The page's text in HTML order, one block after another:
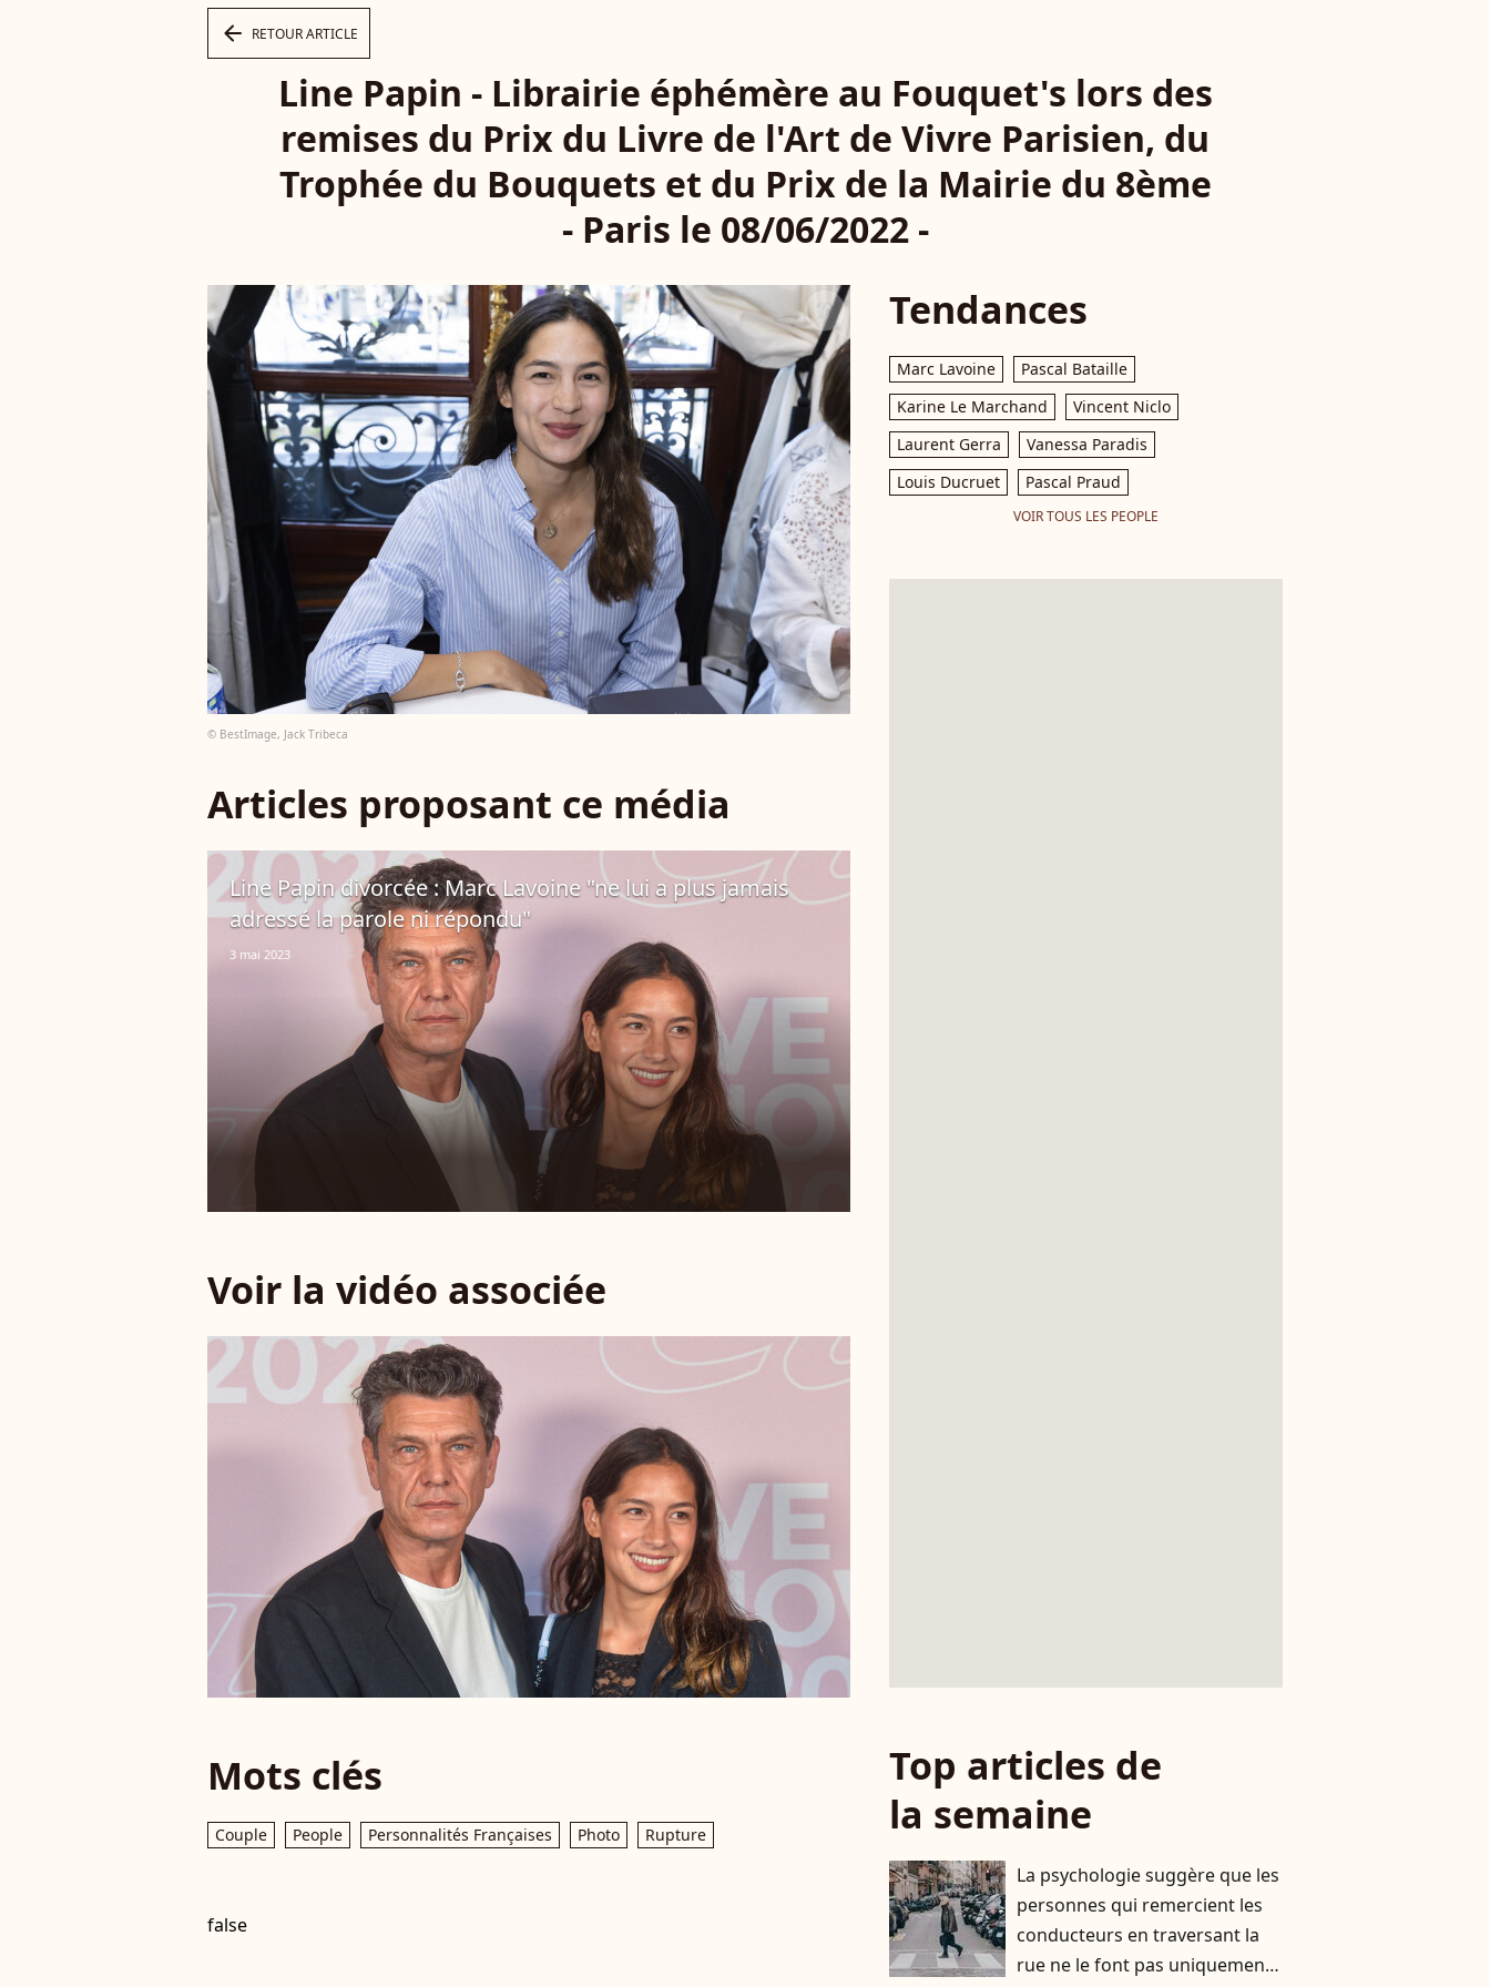
arrow_left RETOUR ARTICLE
Line Papin - Librairie éphémère au Fouquet's lors des
remises du Prix du Livre de l'Art de Vivre Parisien, du
Trophée du Bouquets et du Prix de la Mairie du 8ème
- Paris le 08/06/2022 -
© BestImage, Jack Tribeca
Articles proposant ce média
Line Papin divorcée : Marc Lavoine "ne lui a plus jamais
adressé la parole ni répondu"
3 mai 2023
Voir la vidéo associée
Mots clés
Couple People Personnalités Françaises Photo Rupture
false
Tendances
Marc Lavoine
Pascal Bataille
Karine Le Marchand
Vincent Niclo
Laurent Gerra
Vanessa Paradis
Louis Ducruet
Pascal Praud
VOIR TOUS LES PEOPLE
Top articles de
la semaine
La psychologie suggère que les
personnes qui remercient les
conducteurs en traversant la
rue ne le font pas uniquement